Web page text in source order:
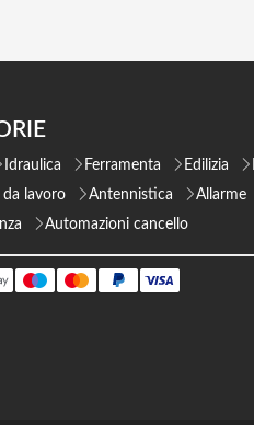
Idraulica Ferramenta Edilizia
lavoro
Antennistica Allarme
Automazioni cancello